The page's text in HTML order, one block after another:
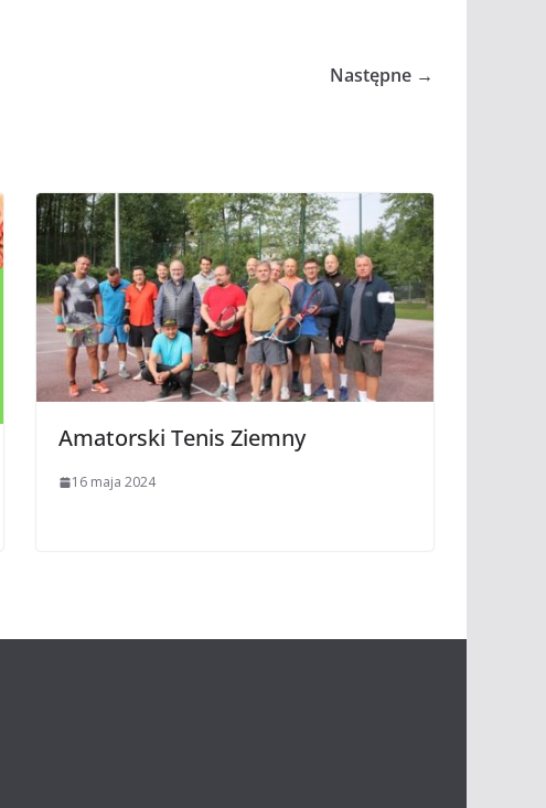
Następne →
Amatorski Tenis Ziemny
16 maja 2024